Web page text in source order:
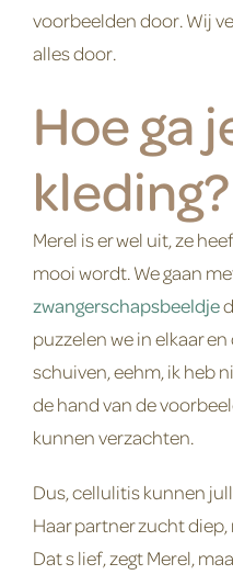
voorbeelden door. Wij
alles door.
Hoe ga
kleding?
Merel is er wel uit, ze
mooi wordt. We gaan
zwangerschapsbeeldje
puzzelen we in elkaar
schuiven, eehm, ik heb
de hand van de
kunnen verzachten.
Dus, cellulitis kunnen
Haar partner zucht
Dat s lief, zegt Merel,